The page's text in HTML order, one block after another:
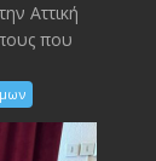
Αττική
που